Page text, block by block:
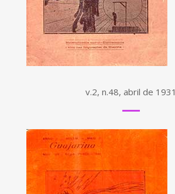
v.2, n.48, abril de 1931